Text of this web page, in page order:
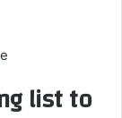
list to